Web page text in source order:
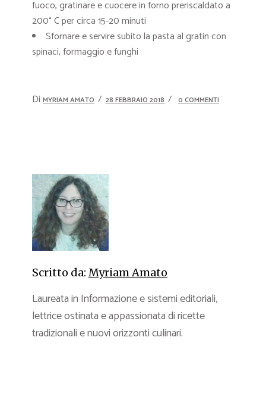
fuoco, gratinare e cuocere in forno preriscaldato a
200° C per circa 15-20 minuti
Sfornare e servire subito la pasta al gratin con
spinaci, formaggio e funghi
Di MYRIAM AMATO 28 FEBBRAIO 2018 0 COMMENTI
Scritto da: Myriam Amato
Laureata in Informazione e sistemi editoriali,
lettrice ostinata e appassionata di ricette
tradizionali e nuovi orizzonti culinari.